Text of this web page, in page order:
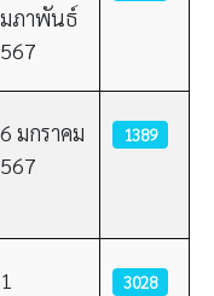
ภาพันธ์
มกราคม
1389
3028